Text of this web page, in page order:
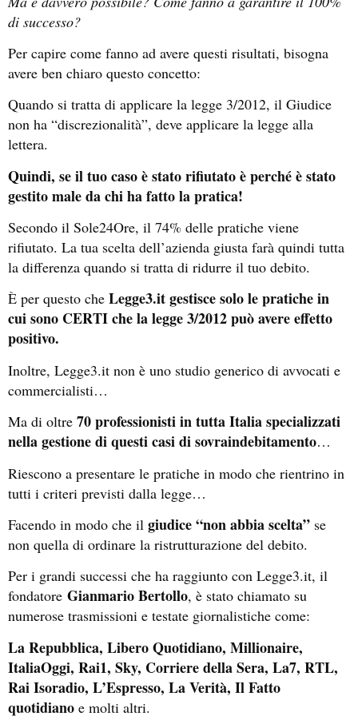
di successo?
Per capire come fanno ad avere questi risultati, bisogna
avere ben chiaro questo concetto:
Quando si tratta di applicare la legge 3/2012, il Giudice
non ha “discrezionalità”, deve applicare la legge alla
lettera.
Quindi, se il tuo caso è stato rifiutato è perché è stato
gestito male da chi ha fatto la pratica!
Secondo il Sole24Ore, il 74% delle pratiche viene
rifiutato. La tua scelta dell’azienda giusta farà quindi tutta
la differenza quando si tratta di ridurre il tuo debito.
È per questo che Legge3.it gestisce solo le pratiche in
cui sono CERTI che la legge 3/2012 può avere effetto
positivo.
Inoltre, Legge3.it non è uno studio generico di avvocati e
commercialisti…
Ma di oltre 70 professionisti in tutta Italia specializzati
nella gestione di questi casi di sovraindebitamento…
Riescono a presentare le pratiche in modo che rientrino in
tutti i criteri previsti dalla legge…
Facendo in modo che il giudice “non abbia scelta” se
non quella di ordinare la ristrutturazione del debito.
Per i grandi successi che ha raggiunto con Legge3.it, il
fondatore Gianmario Bertollo, è stato chiamato su
numerose trasmissioni e testate giornalistiche come:
La Repubblica, Libero Quotidiano, Millionaire,
ItaliaOggi, Rai1, Sky, Corriere della Sera, La7, RTL,
Rai Isoradio, L’Espresso, La Verità, Il Fatto
quotidiano e molti altri.